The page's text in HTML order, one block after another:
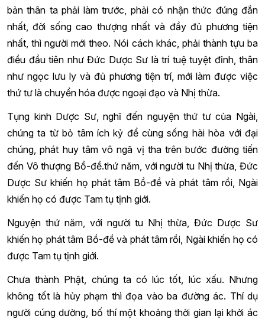
bản thân ta phải làm trước, phải có nhận thức đúng đắn
nhất, đời sống cao thượng nhất và đầy đủ phương tiện
nhất, thì người mới theo. Nói cách khác, phải thành tựu ba
điều đầu tiên như Đức Dược Sư là trí tuệ tuyệt đỉnh, thân
như ngọc lưu ly và đủ phương tiện trí, mới làm được việc
thứ tư là chuyển hóa được ngoại đạo và Nhị thừa.
Tụng kinh Dược Sư, nghĩ đến nguyện thứ tư của Ngài,
chúng ta từ bỏ tâm ích kỷ để cùng sống hài hòa với đại
chúng, phát huy tâm vô ngã vị tha trên bước đường tiến
đến Vô thượng Bồ-đề.thứ năm, với người tu Nhị thừa, Đức
Dược Sư khiến họ phát tâm Bồ-đề và phát tâm rồi, Ngài
khiến họ có được Tam tụ tịnh giới.
Nguyện thứ năm, với người tu Nhị thừa, Đức Dược Sư
khiến họ phát tâm Bồ-đề và phát tâm rồi, Ngài khiến họ có
được Tam tụ tịnh giới.
Chưa thành Phật, chúng ta có lúc tốt, lúc xấu. Nhưng
không tốt là hủy phạm thì đọa vào ba đường ác. Thí dụ
người cúng dường, bố thí một khoảng thời gian lại khởi ác